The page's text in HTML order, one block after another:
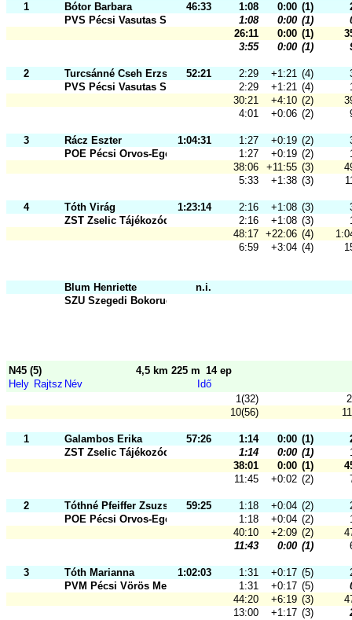
1 Bótor Barbara 46:33 1:08 0:00 (1)
PVS Pécsi Vasutas Sportkör
1:08 0:00 (1)
26:11
0:00 (1)
3:55
0:00 (1)
2 Turcsánné Cseh Erzsébet52:21 2:29 +1:21 (4)
PVS Pécsi Vasutas Sportkör
2:29 +1:21 (4)
30:21
+4:10 (2)
4:01
+0:06 (2)
3 Rácz Eszter 1:04:31 1:27 +0:19 (2)
POE Pécsi Orvos-Egészségügyi Sport1:27 +0:19 (2)
38:06
+11:55 (3)
5:33
+1:38 (3)
4 Tóth Virág 1:23:14 2:16 +1:08 (3)
ZST Zselic Tájékozódási Futó és Sz 2:16 +1:08 (3)
48:17 +22:06 (4)
6:59
+3:04 (4)
Blum Henriette
n.i.
SZU Szegedi Bokorugró Tájfutó Spor
N45 (5) 4,5 km 225 m 14 ep
Hely Rajtsz Név
Idő
1(32)
10(56)
1 Galambos Erika 57:26 1:14 0:00 (1)
ZST Zselic Tájékozódási Futó és Sz 1:14 0:00 (1)
38:01
0:00 (1)
11:45
+0:02 (2)
2 Tóthné Pfeiffer Zsuzsanna59:25 1:18 +0:04 (2)
POE Pécsi Orvos-Egészségügyi Sport1:18 +0:04 (2)
40:10
+2:09 (2)
11:43
0:00 (1)
3 Tóth Marianna 1:02:03 1:31 +0:17 (5)
PVM Pécsi Vörös Meteor SK
1:31 +0:17 (5)
44:20
+6:19 (3)
13:00
+1:17 (3)